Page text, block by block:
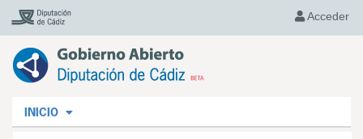
Acceder
INICIO